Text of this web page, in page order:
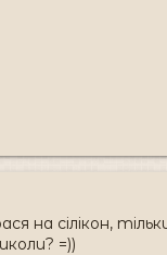
на сілікон,
=))